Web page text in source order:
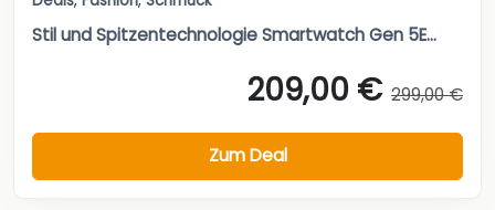
Stil und Spitzentechnologie Smartwatch Gen 5E...
209,00 € 299,00 €
Zum Deal